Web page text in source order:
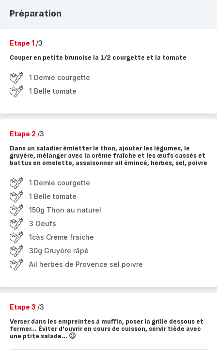
Préparation
Etape 1 /3
Couper en petite brunoise la 1/2 courgette et la tomate
1 Demie courgette
1 Belle tomate
Etape 2 /3
Dans un saladier émietter le thon, ajouter les légumes, le
gruyère, mélanger avec la crème fraîche et les œufs cassés et
battus en omelette, assaisonner ail émincé, herbes, sel, poivre
1 Demie courgette
1 Belle tomate
150g Thon au naturel
3 Oeufs
1càs Crème fraiche
30g Gruyère râpé
Ail herbes de Provence sel poivre
Etape 3 /3
Verser dans les empreintes à muffin, poser la grille dessous et
fermer... Éviter d'ouvrir en cours de cuisson, servir tiède avec
une ptite salade... 😉